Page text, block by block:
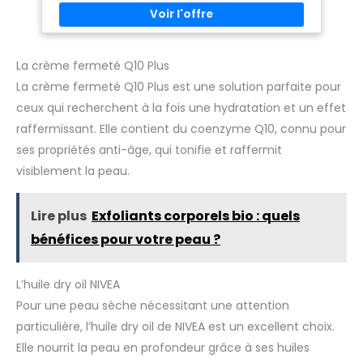
laisser de film gras, apportant un confort immédiat Flacon
durable : Flacon-pompe conçu pour une utilisation longue
durée, offrant une solution pratique pour un soin quotidien.
La crème fermeté Q10 Plus
La crème fermeté Q10 Plus est une solution parfaite pour
ceux qui recherchent à la fois une hydratation et un effet
raffermissant. Elle contient du coenzyme Q10, connu pour
ses propriétés anti-âge, qui tonifie et raffermit
visiblement la peau.
Lire plus Exfoliants corporels bio : quels
bénéfices pour votre peau ?
L’huile dry oil NIVEA
Pour une peau sèche nécessitant une attention
particulière, l’huile dry oil de NIVEA est un excellent choix.
Elle nourrit la peau en profondeur grâce à ses huiles